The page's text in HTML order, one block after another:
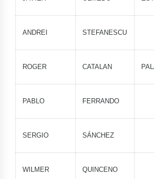
ANDREI STEFANESCU
ROGER CATALAN
PABLO FERRANDO
SERGIO SÁNCHEZ
WILMER QUINCENO